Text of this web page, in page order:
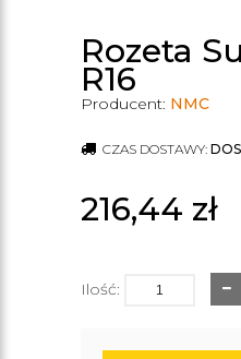
Rozeta
R16
Producent: NMC
CZAS DOSTAWY:
216,44 zł
Ilość: